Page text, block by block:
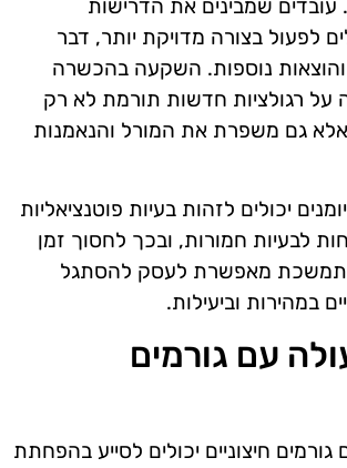
עובדים שמבינים את הדרישות
לפעול בצורה מדויקת יותר, דבר
נוספות. השקעה בהכשרה
על רגולציות חדשות תורמת לא רק
אלא גם משפרת את המורל והנאמנות
יכולים לזהות בעיות פוטנציאליות
לבעיות חמורות, ובכך לחסוך זמן
מאפשרת לעסק להסתגל
במהירות וביעילות.
עם גורמים
חיצוניים יכולים לסייע בהפחתת